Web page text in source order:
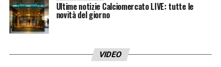
più amato dalla piazza significa dare
continuità e mantenere un legame forte con
l’ambiente.
Il fatto che abbia accettato uno stipendio
Ultime notizie Calciomercato LIVE: tutte le
novità del giorno
VIDEO